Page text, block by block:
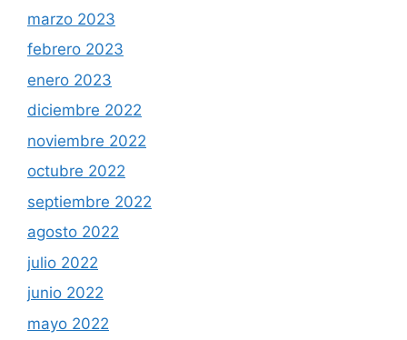
marzo 2023
febrero 2023
enero 2023
diciembre 2022
noviembre 2022
octubre 2022
septiembre 2022
agosto 2022
julio 2022
junio 2022
mayo 2022